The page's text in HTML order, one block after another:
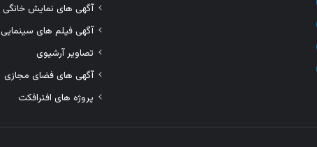
آگهی های نمایش خانگی
آگهی فیلم های سینمایی
تصاویر آرشیوی
آگهی های فضای مجازی
پروژه های افترافکت